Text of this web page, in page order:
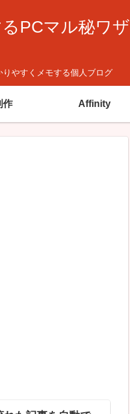
PCマル秘ワザ
やすくメモする個人ブログ
作 Affinity